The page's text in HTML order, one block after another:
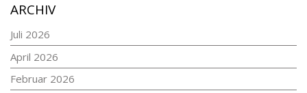
ARCHIV
Juli 2026
April 2026
Februar 2026